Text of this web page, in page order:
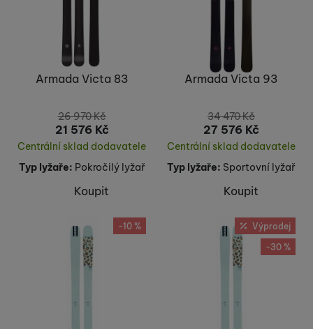
Armada Victa 83
26 970Kč
21 576 Kč
Centrální sklad dodavatele
Typ lyžaře: Pokročilý lyžař
Koupit
Armada Victa 93
34 470Kč
27 576 Kč
Centrální sklad dodavatele
Typ lyžaře: Sportovní lyžař
Koupit
-10 %
Výprodej
-30 %